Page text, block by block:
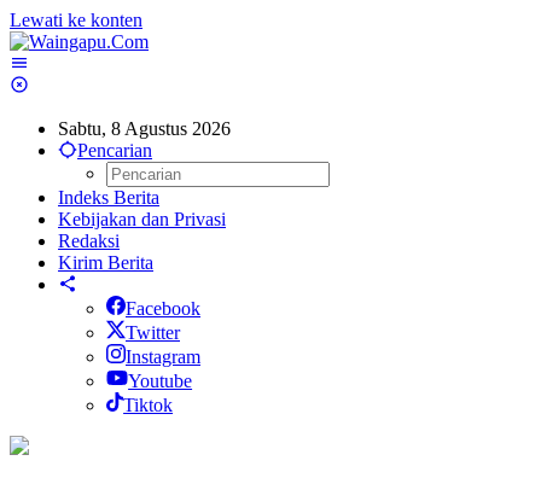
Lewati ke konten
Sabtu, 8 Agustus 2026
Pencarian
Indeks Berita
Kebijakan dan Privasi
Redaksi
Kirim Berita
Facebook
Twitter
Instagram
Youtube
Tiktok